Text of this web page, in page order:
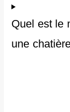
Quel est le
une